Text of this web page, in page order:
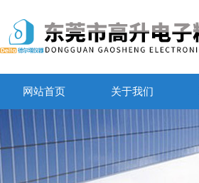
网站首页 关于我们